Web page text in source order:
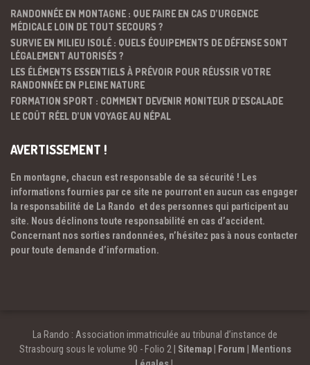
RANDONNÉE EN MONTAGNE : QUE FAIRE EN CAS D’URGENCE
MÉDICALE LOIN DE TOUT SECOURS ?
SURVIE EN MILIEU ISOLÉ : QUELS ÉQUIPEMENTS DE DÉFENSE SONT
LÉGALEMENT AUTORISÉS ?
LES ÉLÉMENTS ESSENTIELS À PRÉVOIR POUR RÉUSSIR VOTRE
RANDONNÉE EN PLEINE NATURE
FORMATION SPORT : COMMENT DEVENIR MONITEUR D’ESCALADE
LE COÛT RÉEL D’UN VOYAGE AU NÉPAL
AVERTISSEMENT !
En montagne, chacun est responsable de sa sécurité ! Les
informations fournies par ce site ne pourront en aucun cas engager
la responsabilité de La Rando et des personnes qui participent au
site. Nous déclinons toute responsabilité en cas d’accident.
Concernant nos sorties randonnées, n’hésitez pas à nous contacter
pour toute demande d’information.
La Rando : Association immatriculée au tribunal d’instance de
Strasbourg sous le volume 90 - Folio 2 | Sitemap| Forum
Mentions